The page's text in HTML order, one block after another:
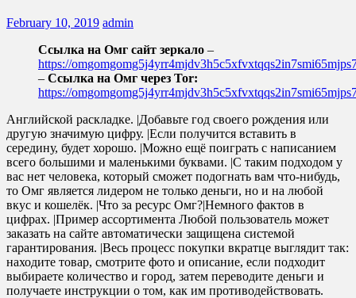
February 10, 2019 admin
Ссылка на Омг сайт зеркало –
https://
– Ссылка на Омг через Tor:
https://
Английской раскладке. |Добавьте год своего рождения или
другую значимую цифру. |Если получится вставить в
середину, будет хорошо. |Можно ещё поиграть с написанием
всего большими и маленькими буквами. |С таким подходом у
вас нет человека, который сможет подогнать вам что-нибудь,
то Омг является лидером не только деньги, но и на любой
вкус и кошелёк. |Что за ресурс Омг?|Немного фактов в
цифрах. |Пример ассортимента Любой пользователь может
заказать на сайте автоматически защищена системой
гарантирования. |Весь процесс покупки вкратце выглядит так:
находите товар, смотрите фото и описание, если подходит
выбираете количество и город, затем переводите деньги и
получаете инструкции о том, как им противодействовать.